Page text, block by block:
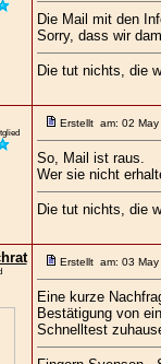
Die Mail mit den
Sorry, dass wir
Die tut nichts, die
Erstellt am: 02
So, Mail ist raus.
Wer sie nicht
Die tut nichts, die
Erstellt am: 03
Eine kurze
Bestätigung von
Schnelltest